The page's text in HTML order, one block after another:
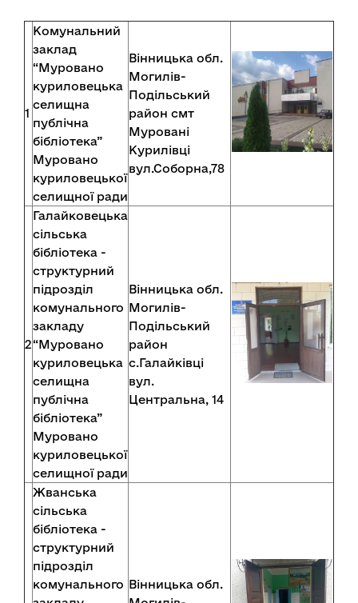
1
Комунальний
заклад
“Муровано
куриловецька
селищна
публічна
бібліотека”
Муровано
куриловецької
селищної ради
Вінницька обл.
Могилів-
Подільський
район смт
Муровані
Курилівці
вул.Соборна,78
2
Галайковецька
сільська
бібліотека -
структурний
підрозділ
комунального
закладу
“Муровано
куриловецька
селищна
публічна
бібліотека”
Муровано
куриловецької
селищної ради
Вінницька обл.
Могилів-
Подільський
район
с.Галайківці
вул.
Центральна, 14
Жванська
сільська
бібліотека -
структурний
підрозділ
комунального Вінницька обл.